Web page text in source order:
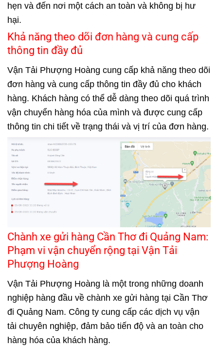
hẹn và đến nơi một cách an toàn và không bị hư
hại.
Khả năng theo dõi đơn hàng và cung cấp
thông tin đầy đủ
Vận Tải Phượng Hoàng cung cấp khả năng theo dõi
đơn hàng và cung cấp thông tin đầy đủ cho khách
hàng. Khách hàng có thể dễ dàng theo dõi quá trình
vận chuyển hàng hóa của mình và được cung cấp
thông tin chi tiết về trạng thái và vị trí của đơn hàng.
Chành xe gửi hàng Cần Thơ đi Quảng Nam:
Phạm vi vận chuyển rộng tại Vận Tải
Phượng Hoàng
Vận Tải Phượng Hoàng là một trong những doanh
nghiệp hàng đầu về chành xe gửi hàng tại Cần Thơ
đi Quảng Nam. Công ty cung cấp các dịch vụ vận
tải chuyên nghiệp, đảm bảo tiến độ và an toàn cho
hàng hóa của khách hàng.